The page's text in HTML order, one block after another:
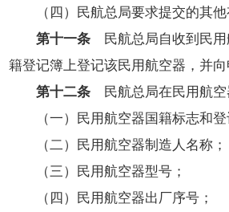
（四）民航总局要求提交的其他
第十一条民航总局自收到民用
籍登记簿上登记该民用航空器，并
第十二条民航总局在民用航空
（一）民用航空器国籍标志和登
（二）民用航空器制造人名称；
（三）民用航空器型号；
（四）民用航空器出厂序号；